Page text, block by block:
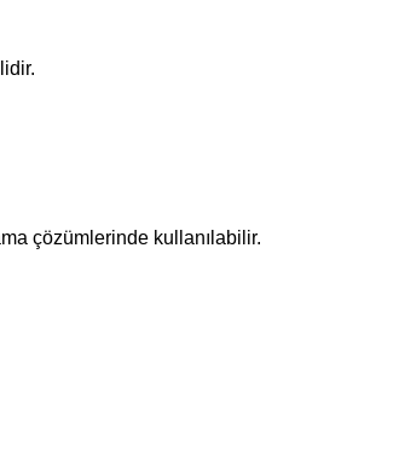
çözümlerinde kullanılabilir.